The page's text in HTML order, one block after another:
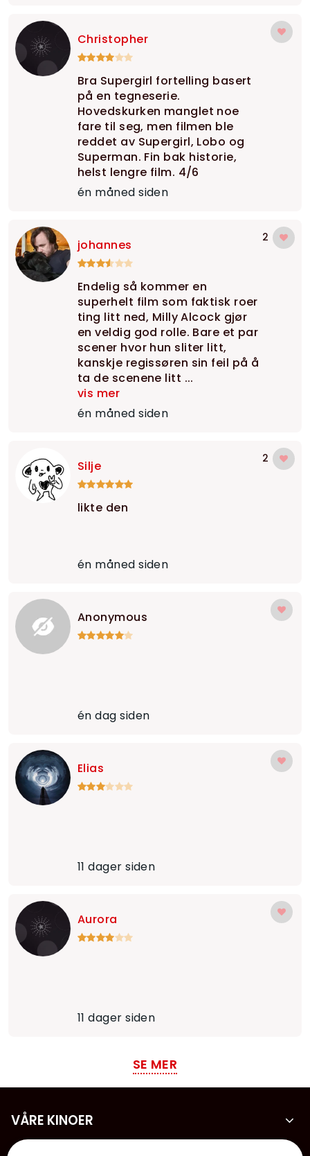
Christopher
Bra Supergirl fortelling basert
på en tegneserie.
Hovedskurken manglet noe
fare til seg, men filmen ble
reddet av Supergirl, Lobo og
Superman. Fin bak historie,
helst lengre film. 4/6
én måned siden
johannes
Endelig så kommer en
superhelt film som faktisk roer
ting litt ned, Milly Alcock gjør
en veldig god rolle. Bare et par
scener hvor hun sliter litt,
kanskje regissøren sin feil på å
ta de scenene litt ...
vis mer
én måned siden
2
Silje
likte den
én måned siden
2
Anonymous
én dag siden
Elias
11 dager siden
Aurora
11 dager siden
SE MER
VÅRE KINOER